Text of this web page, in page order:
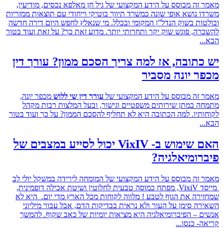
מבוסס על הידע המקצועי של גיל חן מאלפא נכסים, מודיעין,
נושא אופי שונה כמשרד תיווך בוטיקי וייחודי עם תוצאות ממזריות
בשוק הנדל”ן המקומי ובכלל. מי שנאלץ לחפש היום דירה חדשה
פוגש שוק יקר ותחרותי יותר. מדוע זאת כך? על זאת ועוד בטור
אז למה צריך הסכם ממון? עורך דין
יונה מסביר
זה מבוסס על הידע המקצועי שלעורך דין שי ללושמכפר יונה,
במתן שירותים משפטיים וגישור, ובעל המלצות רבות מקהל
למה הכתובה היא לא תחליף להסכם הממון? על כך ועוד בטור
האם שימוש ב- VixIV יכול לסייע במצבים של
מבוסס על הידע המקצועי של המומחה לירידה במשקל יולי לב
מייסד VixiV, מפתח כמוסה טבעית לחלוטין ושיטת אכילה דופמינית,
את הגוף לטבע ! מלווה לקוחות מכל הארץ מדי יום. היא לא
סימן על העור ולא נראית בבדיקות הדם, אבל עבור מיליוני
– הפיברומיאלגיה היא מציאות יומיות של כאב שקוף. להמשך
כנסו...